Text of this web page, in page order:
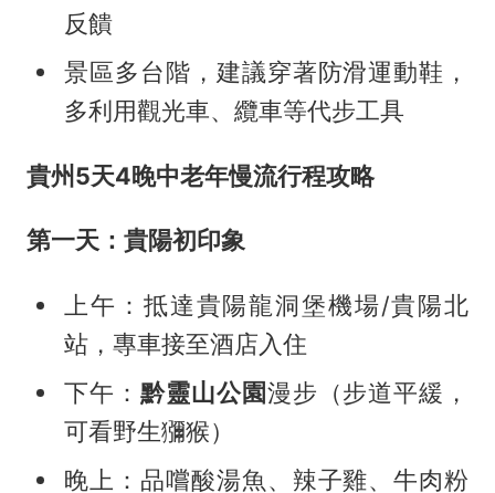
反饋
景區多台階，建議穿著防滑運動鞋，
多利用觀光車、纜車等代步工具
貴州5天4晚中老年慢流行程攻略
第一天：貴陽初印象
上午：抵達貴陽龍洞堡機場/貴陽北
站，專車接至酒店入住
下午：黔靈山公園漫步（步道平緩，
可看野生獼猴）
晚上：品嚐酸湯魚、辣子雞、牛肉粉